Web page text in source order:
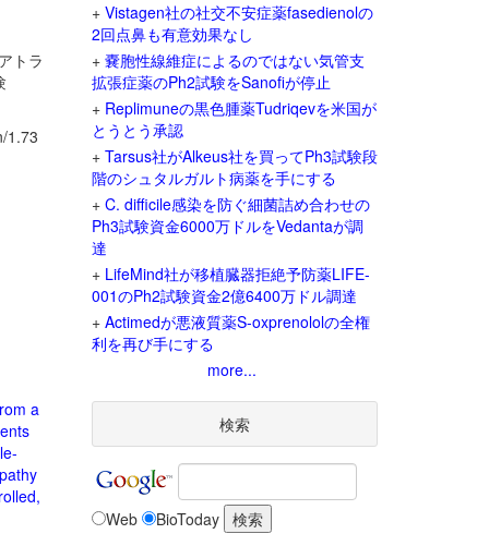
トラ
1.73
a
+ Vistagen社の社交不安症薬fasedienolの
2回点鼻も有意効果なし
+ 嚢胞性線維症によるのではない気管支
拡張症薬のPh2試験をSanofiが停止
+ Replimuneの黒色腫薬Tudriqevを米国が
とうとう承認
+ Tarsus社がAlkeus社を買ってPh3試験段
階のシュタルガルト病薬を手にする
+ C. difficile感染を防ぐ細菌詰め合わせの
Ph3試験資金6000万ドルをVedantaが調
達
+ LifeMind社が移植臓器拒絶予防薬LIFE-
001のPh2試験資金2億6400万ドル調達
+ Actimedが悪液質薬S-oxprenololの全権
利を再び手にする
more...
検索
Web BioToday